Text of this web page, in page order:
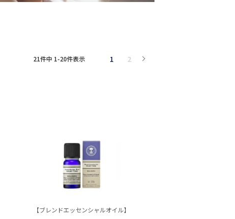
21件中 1-20件表示 1 2
【ブレンドエッセンシャルオイル】